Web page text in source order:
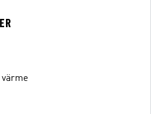
värme